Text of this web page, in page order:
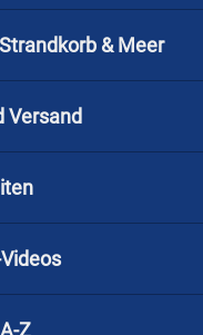
& Meer
Versand
Z